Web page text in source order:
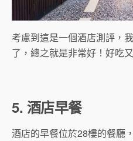
考慮到這是一個酒店測評，
了，總之就是非常好！好吃
5. 酒店早餐
酒店的早餐位於28樓的餐廳